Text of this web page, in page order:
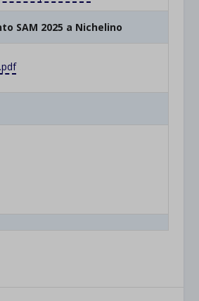
SAM 2025 a Nichelino